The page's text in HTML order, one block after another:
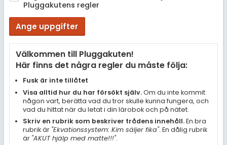
Pluggakutens regler
Ange uppgifter
Välkommen till Pluggakuten!
Här finns det några regler du måste följa:
Fusk är inte tillåtet
Visa alltid hur du har försökt själv.Om du inte kommit
någon vart, berätta vad du tror skulle kunna fungera, och
vad du hittat när du letat i din lärobok och på nätet.
Skriv en rubrik som beskriver trådens innehåll.En bra
rubrik är "Ekvationssystem: Kim säljer fika". En dålig rubrik
är "AKUT hjälp med matte!!!".
Ekonomi
Övriga diskussioner
Livehjälpen